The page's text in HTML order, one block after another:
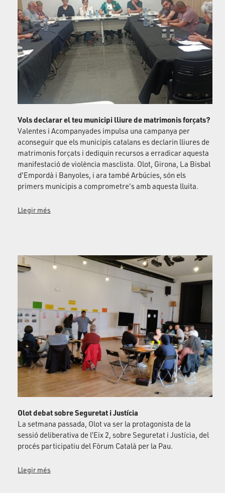
Vols declarar el teu municipi lliure de matrimonis forçats?
Valentes i Acompanyades impulsa una campanya per
aconseguir que els municipis catalans es declarin lliures de
matrimonis forçats i dediquin recursos a erradicar aquesta
manifestació de violència masclista. Olot, Girona, La Bisbal
d'Empordà i Banyoles, i ara també Arbúcies, són els
primers municipis a comprometre's amb aquesta lluita.
Llegir més
Olot debat sobre Seguretat i Justícia
La setmana passada, Olot va ser la protagonista de la
sessió deliberativa de l’Eix 2, sobre Seguretat i Justícia, del
procés participatiu del Fòrum Català per la Pau.
Llegir més